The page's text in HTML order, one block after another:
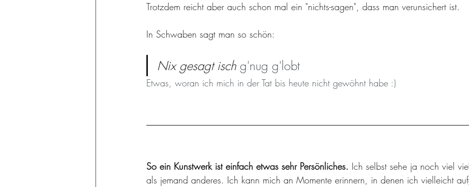
Trotzdem reicht aber auch schon mal ein "nichts-sagen", dass man verunsichert ist.
In Schwaben sagt man so schön:
Nix gesagt isch g'nug g'lobt
Etwas, woran ich mich in der Tat bis heute nicht gewöhnt habe :)
So ein Kunstwerk ist einfach etwas sehr Persönliches. Ich selbst sehe ja noch viel
als jemand anderes. Ich kann mich an Momente erinnern, in denen ich vielleicht